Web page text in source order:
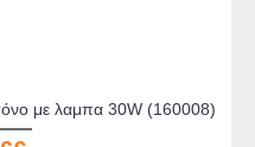
με λαμπα 30W (160008)